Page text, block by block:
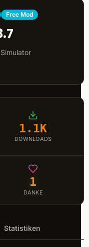
Free Mod
1.1K
DOWNLOADS
1
DANKE
Statistiken